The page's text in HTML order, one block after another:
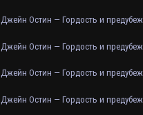
Джейн Остин — Гордость и
Джейн Остин — Гордость и
Джейн Остин — Гордость и
Джейн Остин — Гордость и